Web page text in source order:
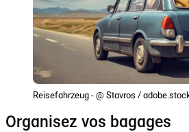
Reisefahrzeug - @ Stavros /
Organisez vos bagages